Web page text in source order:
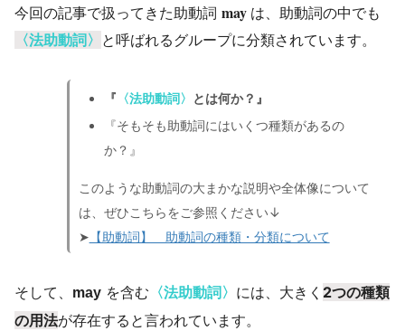
今回の記事で扱ってきた助動詞 may は、助動詞の中でも
〈法助動詞〉 と呼ばれるグループに分類されています。
『 〈法助動詞〉 とは何か？』
『そもそも助動詞にはいくつ種類があるの
か？』
このような助動詞の大まかな説明や全体像について
は、ぜひこちらをご参照ください↓
➤ 【助動詞】 助動詞の種類・分類について
そして、 may を含む 〈法助動詞〉 には、大きく 2つの種類
の用法が存在すると言われています。